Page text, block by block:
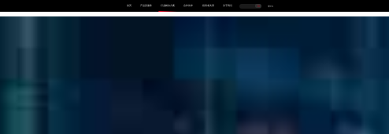
首页 产品及服务 行业解决方案 合作伙伴 投资者关系 关于我们 中EN